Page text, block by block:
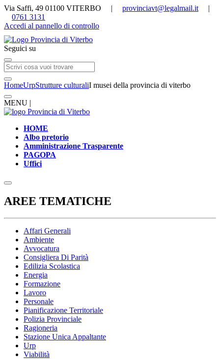
Via Saffi, 49 01100 VITERBO | provinciavt@legalmail.it |
0761 3131
Accedi al pannello di controllo
Seguici su
HomeUrpStrutture culturaliI musei della provincia di viterbo
MENU |
HOME
Albo pretorio
Amministrazione Trasparente
PAGOPA
Uffici
AREE TEMATICHE
Affari Generali
Ambiente
Avvocatura
Consigliera Di Parità
Edilizia Scolastica
Energia
Formazione
Lavoro
Personale
Pianificazione Territoriale
Polizia Provinciale
Ragioneria
Stazione Unica Appaltante
Urp
Viabilità